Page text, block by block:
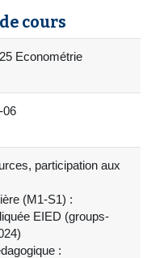
cours
Econométrie
06
participation aux
(M1-S1) :
EIED (groups-
: